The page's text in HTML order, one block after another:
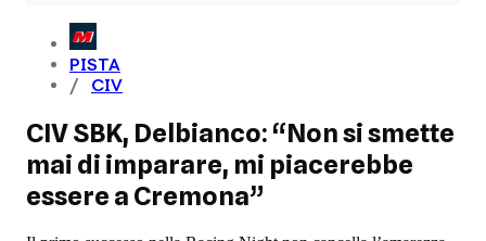
PISTA
CIV
CIV SBK, Delbianco: “Non si smette
mai di imparare, mi piacerebbe
essere a Cremona”